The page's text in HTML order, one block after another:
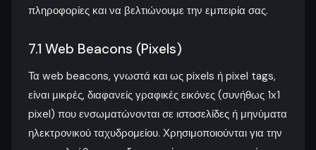
πληροφορίες και να βελτιώνουμε την εμπειρία σας.
7.1 Web Beacons (Pixels)
Τα web beacons, γνωστά και ως pixels ή pixel tags,
είναι μικρές, διαφανείς γραφικές εικόνες (συνήθως 1x1
pixel) που ενσωματώνονται σε ιστοσελίδες ή μηνύματα
ηλεκτρονικού ταχυδρομείου. Χρησιμοποιούνται για την